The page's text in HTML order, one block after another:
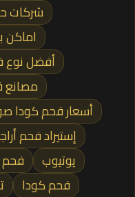
شركات
اماكن
أفضل
مصانع
أسعار فحم كودا
إستيراد فحم
يوتيوب
فحم
فحم كودا